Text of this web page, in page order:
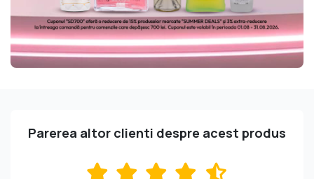
Parerea altor clienti despre acest produs